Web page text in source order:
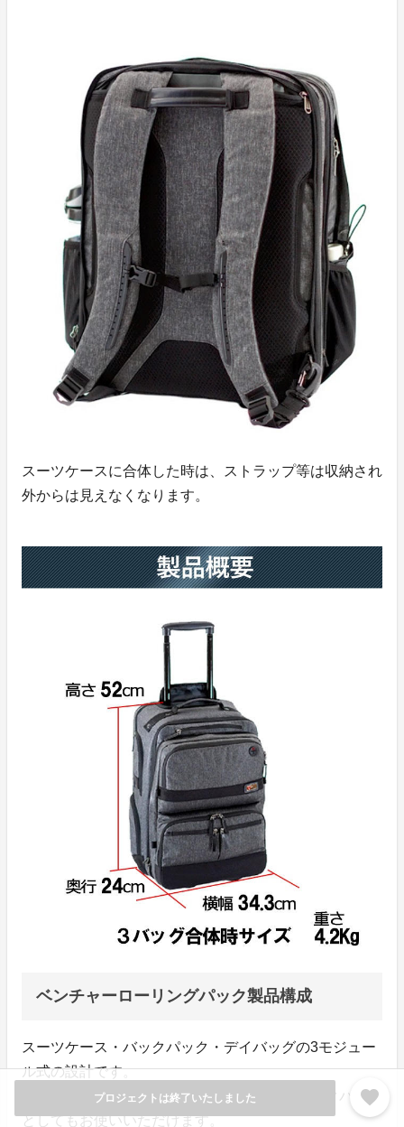
プロジェクトは終了いたしました favorite
スーツケースに合体した時は、ストラップ等は収納され
外からは見えなくなります。
ベンチャーローリングパック製品構成
スーツケース・バックパック・デイバッグの3モジュー
ル式の設計です。
合体した状態でキャリーバッグとしても、バックパック
としてもお使いいただけます。